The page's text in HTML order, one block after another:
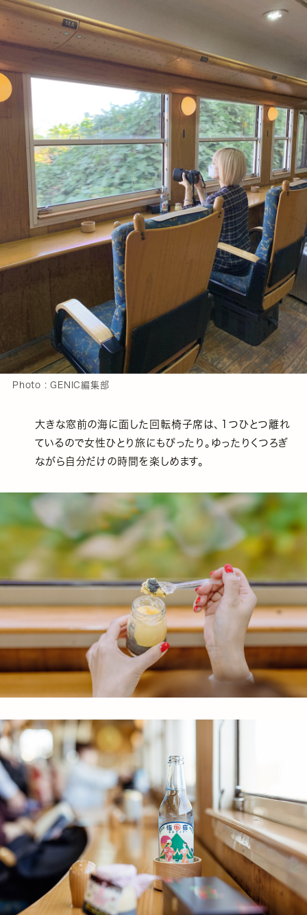
Photo : GENIC編集部
大きな窓前の海に面した回転椅子席は、１つひとつ離れ
ているので女性ひとり旅にもぴったり。ゆったりくつろぎ
ながら自分だけの時間を楽しめます。